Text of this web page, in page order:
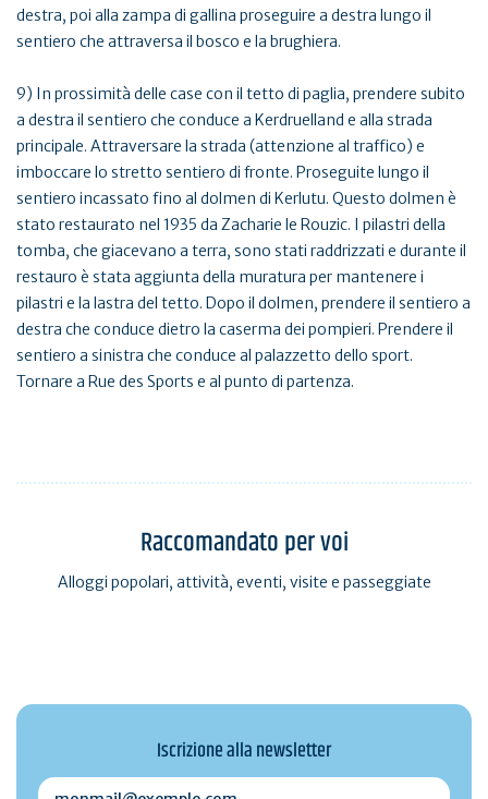
destra, poi alla zampa di gallina proseguire a destra lungo il
sentiero che attraversa il bosco e la brughiera.
9) In prossimità delle case con il tetto di paglia, prendere subito
a destra il sentiero che conduce a Kerdruelland e alla strada
principale. Attraversare la strada (attenzione al traffico) e
imboccare lo stretto sentiero di fronte. Proseguite lungo il
sentiero incassato fino al dolmen di Kerlutu. Questo dolmen è
stato restaurato nel 1935 da Zacharie le Rouzic. I pilastri della
tomba, che giacevano a terra, sono stati raddrizzati e durante il
restauro è stata aggiunta della muratura per mantenere i
pilastri e la lastra del tetto. Dopo il dolmen, prendere il sentiero a
destra che conduce dietro la caserma dei pompieri. Prendere il
sentiero a sinistra che conduce al palazzetto dello sport.
Tornare a Rue des Sports e al punto di partenza.
Raccomandato per voi
Alloggi popolari, attività, eventi, visite e passeggiate
Iscrizione alla newsletter
monmail@exemple.com